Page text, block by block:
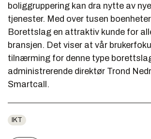
boliggruppering kan dra nytte av
tjenester. Med over tusen
Borettslag en attraktiv kunde for
bransjen. Det viser at vår
tilnærming for denne type
administrerende direktør Trond
Smartcall.
IKT